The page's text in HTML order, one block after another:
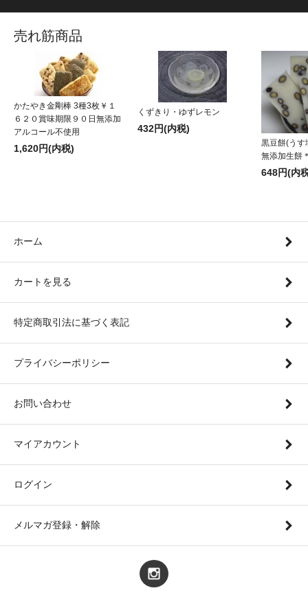
売れ筋商品
かたやき金剛棒 3種3枚￥１
６２０賞味期限９０日無添加
アルコール不使用
1,620円(内税)
くずきり・ゆずレモン
432円(内税)
黒豆餅(うす
無添加生餅
648円(内
ホーム
カートを見る
特定商取引法に基づく表記
プライバシーポリシー
お問い合わせ
マイアカウント
ログイン
メルマガ登録・解除